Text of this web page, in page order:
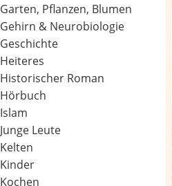
Garten, Pflanzen, Blumen
Gehirn & Neurobiologie
Geschichte
Heiteres
Historischer Roman
Hörbuch
Islam
Junge Leute
Kelten
Kinder
Kochen